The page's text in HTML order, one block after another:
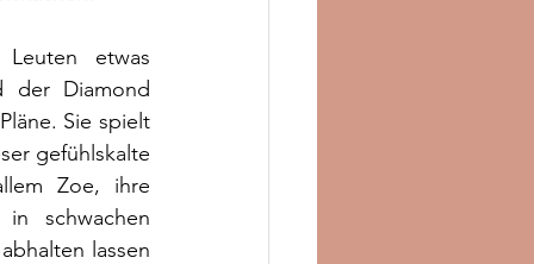
etwas
der Diamond
Sie spielt
gefühlskalte
Zoe, ihre
schwachen
lassen